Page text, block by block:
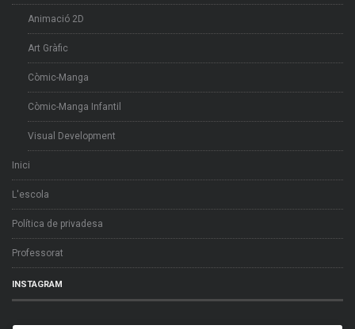
Animació 2D
Art Gràfic
Còmic-Manga
Còmic-Manga Infantil
Visual Development
Inici
L'escola
Política de privadesa
Professorat
INSTAGRAM